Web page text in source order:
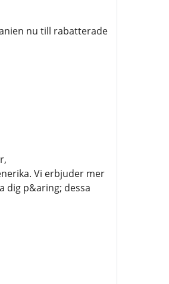
nu till rabatterade
Vi erbjuder mer
dig p&aring; dessa